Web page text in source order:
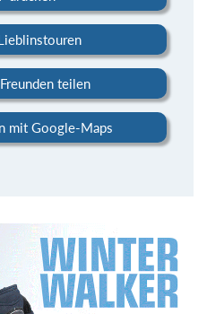
teilen
mit Google-Maps